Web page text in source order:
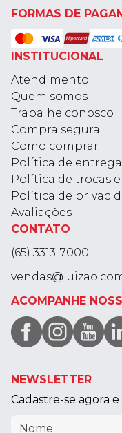
FORMAS DE
INSTITUCIONAL
Atendimento
Quem somos
Trabalhe conosco
Compra segura
Como comprar
Política de entrega
Política de trocas
Política de
Avaliações
CONTATO
(65) 3313-7000
ACOMPANHE
NEWSLETTER
Cadastre-se agora